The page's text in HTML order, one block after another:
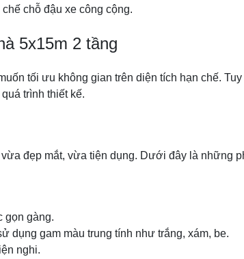
chỗ đậu xe công cộng.
5x15m 2 tầng
tối ưu không gian trên diện tích hạn chế.
trình thiết kế.
đẹp mắt, vừa tiện dụng. Dưới đây là những
gọn gàng.
dụng gam màu trung tính như trắng, xám, be.
nghi.